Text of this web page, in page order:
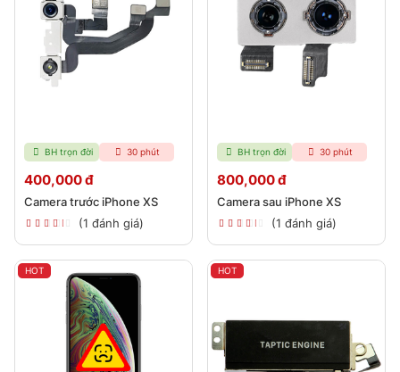
BH trọn đời 30 phút
400,000 đ
Camera trước iPhone XS
(1 đánh giá)
BH trọn đời 30 phút
800,000 đ
Camera sau iPhone XS
(1 đánh giá)
HOT HOT